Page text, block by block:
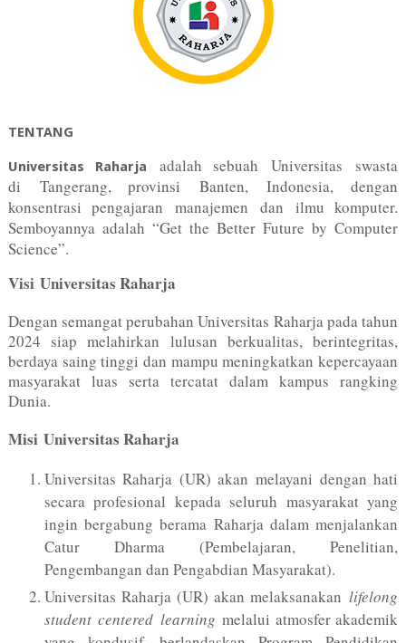
TENTANG
Universitas Raharja
adalah sebuah Universitas swasta
di Tangerang, provinsi Banten, Indonesia, dengan
konsentrasi pengajaran manajemen dan ilmu komputer.
Semboyannya adalah “Get the Better Future by Computer
Science”.
Visi Universitas Raharja
Dengan semangat perubahan Universitas Raharja pada tahun
2024 siap melahirkan lulusan berkualitas, berintegritas,
berdaya saing tinggi dan mampu meningkatkan kepercayaan
masyarakat luas serta tercatat dalam kampus rangking
Dunia.
Misi Universitas Raharja
Universitas Raharja (UR) akan melayani dengan hati
secara profesional kepada seluruh masyarakat yang
ingin bergabung berama Raharja dalam menjalankan
Catur Dharma (Pembelajaran, Penelitian,
Pengembangan dan Pengabdian Masyarakat).
Universitas Raharja (UR) akan melaksanakanlifelong
student centered learningmelalui atmosfer akademik